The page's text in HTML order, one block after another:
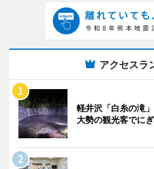
アクセスラ
軽井沢「白糸の滝
大勢の観光客でに